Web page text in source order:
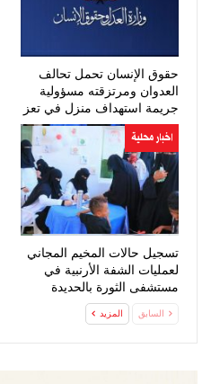
حقوق الإنسان تحمل تحالف
العدوان ومرتزقته مسؤولية
جريمة استهداف منزل في تعز
اخبار محلية
تسجيل حالات المخيم المجاني
لعمليات الشفة الأرنبية في
مستشفى الثورة بالحديدة
السابق المزيد